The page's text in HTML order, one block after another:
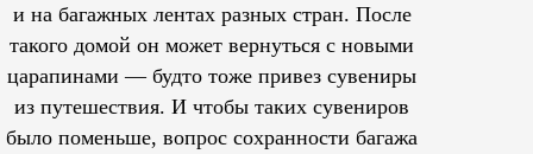
и на багажных лентах разных стран. После
такого домой он может вернуться с новыми
царапинами — будто тоже привез сувениры
из путешествия. И чтобы таких сувениров
было поменьше, вопрос сохранности багажа